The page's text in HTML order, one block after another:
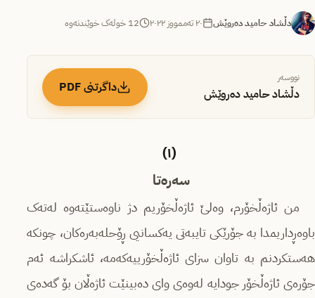
دڵشاد حامید دەروێش ٢٠ تەممووز ٢٠٢٢ 12 خولەک خوێندنەوە
نووسەر
دڵشاد حامید دەروێش داگرتنی PDF
(١)
سەرەتا
من ئاژەڵخۆرم، وەلێ ئاژەڵخۆریم دژ ناوەستێتەوە لەتەک
باوەڕداریمدا بە جۆرێکی تایبەتی یەکسانیی ڕۆحلەبەرەکان، چونکە
هەستکردنم بە تاوان سزای ئاژەڵخۆرییەکەمە، ئاشکراشە ئەم
جۆرەی ئاژەڵخۆر جودایە لەوەی وای دەبینێت ئاژەڵان بۆ گەدەی